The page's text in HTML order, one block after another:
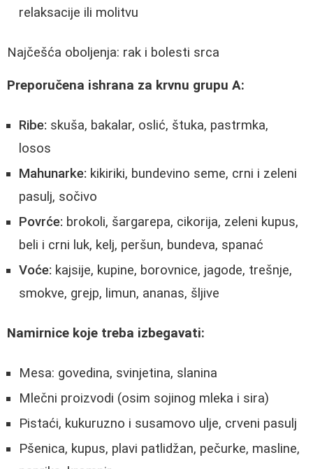
relaksacije ili molitvu
Najčešća oboljenja: rak i bolesti srca
Preporučena ishrana za krvnu grupu A:
Ribe: skuša, bakalar, oslić, štuka, pastrmka,
losos
Mahunarke: kikiriki, bundevino seme, crni i zeleni
pasulj, sočivo
Povrće: brokoli, šargarepa, cikorija, zeleni kupus,
beli i crni luk, kelj, peršun, bundeva, spanać
Voće: kajsije, kupine, borovnice, jagode, trešnje,
smokve, grejp, limun, ananas, šljive
Namirnice koje treba izbegavati:
Mesa: govedina, svinjetina, slanina
Mlečni proizvodi (osim sojinog mleka i sira)
Pistaći, kukuruzno i susamovo ulje, crveni pasulj
Pšenica, kupus, plavi patlidžan, pečurke, masline,